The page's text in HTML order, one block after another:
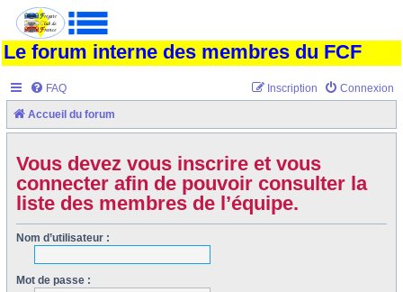
Le forum interne des membres du FCF
FAQ Connexion
Inscription
Accueil du forum
Vous devez vous inscrire et vous
connecter afin de pouvoir consulter la
liste des membres de l’équipe.
Nom d’utilisateur :
Mot de passe :